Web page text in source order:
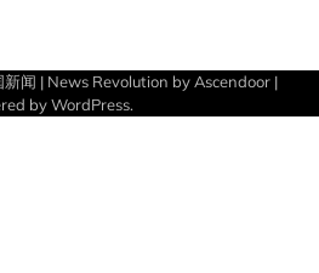
新闻 | News Revolution by Ascendoor|
byWordPress.